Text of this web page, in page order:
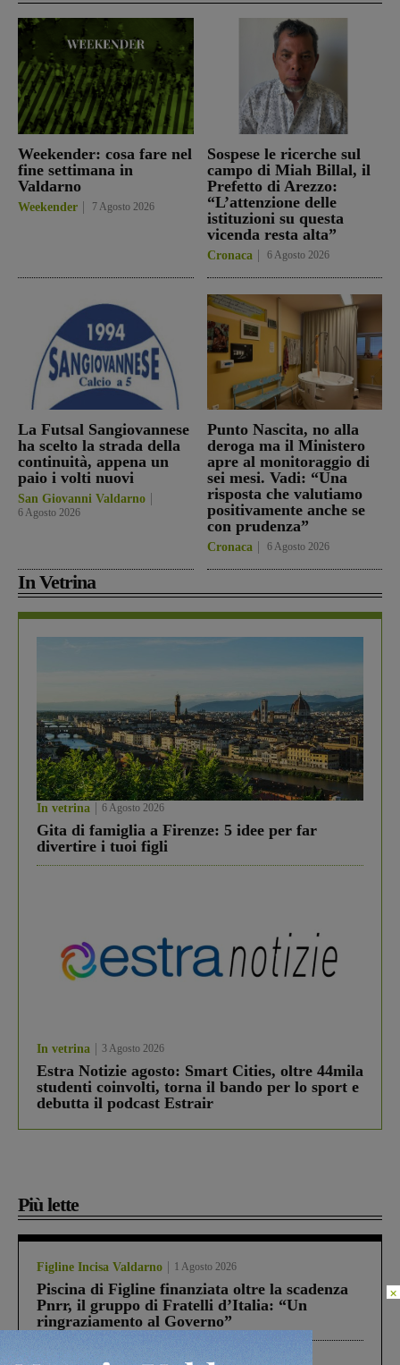
Weekender: cosa fare nel
fine settimana in
Valdarno
Weekender 7 Agosto 2026
Sospese le ricerche sul
campo di Miah Billal, il
Prefetto di Arezzo:
“L’attenzione delle
istituzioni su questa
vicenda resta alta”
Cronaca 6 Agosto 2026
La Futsal Sangiovannese
ha scelto la strada della
continuità, appena un
paio i volti nuovi
San Giovanni Valdarno
6 Agosto 2026
Punto Nascita, no alla
deroga ma il Ministero
apre al monitoraggio di
sei mesi. Vadi: “Una
risposta che valutiamo
positivamente anche se
con prudenza”
Cronaca 6 Agosto 2026
In Vetrina
In vetrina 6 Agosto 2026
Gita di famiglia a Firenze: 5 idee per far
divertire i tuoi figli
In vetrina 3 Agosto 2026
Estra Notizie agosto: Smart Cities, oltre 44mila
studenti coinvolti, torna il bando per lo sport e
debutta il podcast Estrair
Più lette
Figline Incisa Valdarno 1 Agosto 2026
Piscina di Figline finanziata oltre la scadenza
Pnrr, il gruppo di Fratelli d’Italia: “Un
ringraziamento al Governo”
Cronaca 4 Agosto 2026
×